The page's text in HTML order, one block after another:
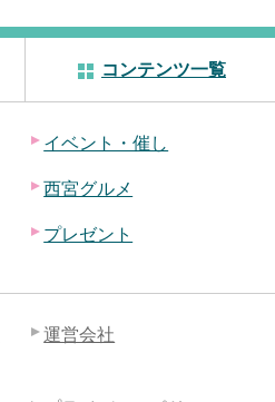
コンテンツ一覧
イベント・催し
西宮グルメ
プレゼント
運営会社